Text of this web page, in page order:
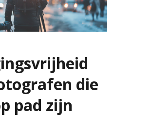
die
pad zijn